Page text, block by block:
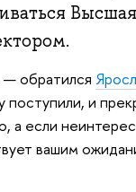
— обратился
и
а если
вашим